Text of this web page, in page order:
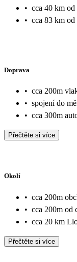
• cca 40 km
• cca 83 km
Doprava
• cca 200m
• spojení do
• cca 300m
Přečtěte si více
Okolí
• cca 200m
• cca 200m od
• cca 20 km
Přečtěte si více